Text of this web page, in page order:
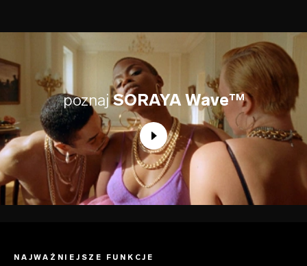
poznajSORAYA Wave™
NAJWAŻNIEJSZE FUNKCJE